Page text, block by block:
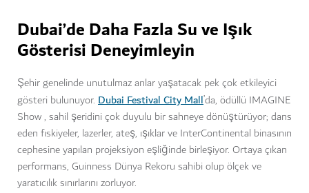
Dubai’de Daha Fazla Su ve Işık
Gösterisi Deneyimleyin
Şehir genelinde unutulmaz anlar yaşatacak pek çok etkileyici
gösteri bulunuyor. Dubai Festival City Mall’da, ödüllü IMAGINE
Show , sahil şeridini çok duyulu bir sahneye dönüştürüyor; dans
eden fıskiyeler, lazerler, ateş, ışıklar ve InterContinental binasının
cephesine yapılan projeksiyon eşliğinde birleşiyor. Ortaya çıkan
performans, Guinness Dünya Rekoru sahibi olup ölçek ve
yaratıcılık sınırlarını zorluyor.